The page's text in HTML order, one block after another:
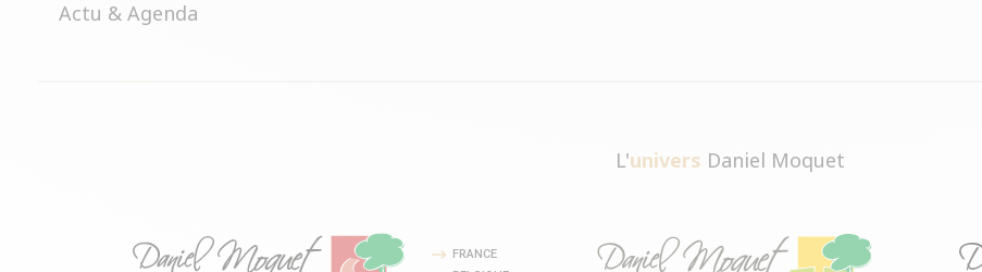
Actu & Agenda
L'univers Daniel Moquet
FRANCE